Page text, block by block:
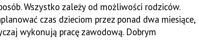
Wszystko zależy od możliwości rodziców.
czas dzieciom przez ponad dwa miesiące,
wykonują pracę zawodową. Dobrym